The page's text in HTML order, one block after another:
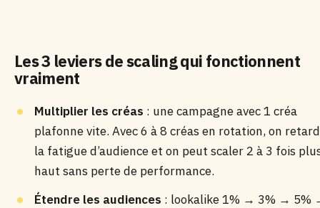
Les 3 leviers de scaling qui fonctionnent
vraiment
Multiplier les créas : une campagne avec 1 créa
plafonne vite. Avec 6 à 8 créas en rotation, on
la fatigue d’audience et on peut scaler 2 à 3 fois
haut sans perte de performance.
Étendre les audiences : lookalike 1% → 3% → 5%